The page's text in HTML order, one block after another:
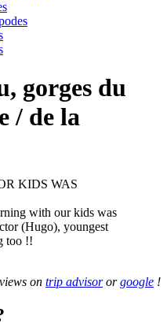
gorges du
/ de la
KIDS WAS
with our kids was
(Hugo), youngest
too !!
on trip advisororgoogle !